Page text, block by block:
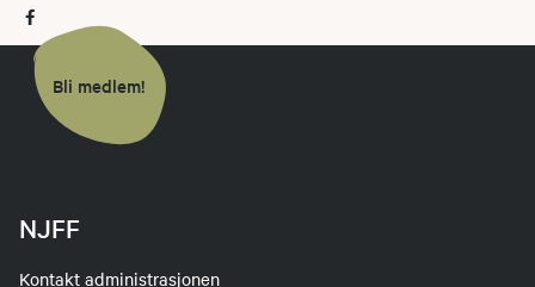
Bli medlem!
NJFF
Kontakt administrasjonen